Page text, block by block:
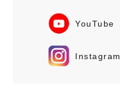
YouTube
Instagram